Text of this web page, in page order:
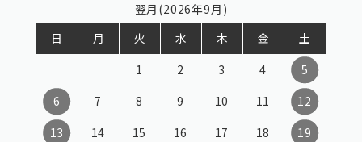
翌月(2026年9月)
日
月 火 水 木 金
土
1
2 3 4
5
6
7 8 9 10 11
12
13
14 15 16 17 18
19